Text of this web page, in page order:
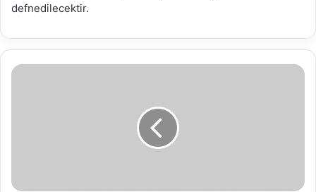
defnedilecektir.
SALIBEYLER-
MADDE